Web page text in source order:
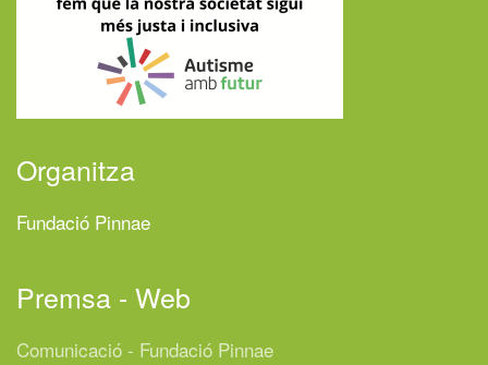
Organitza
Fundació Pinnae
Premsa - Web
Comunicació - Fundació Pinnae